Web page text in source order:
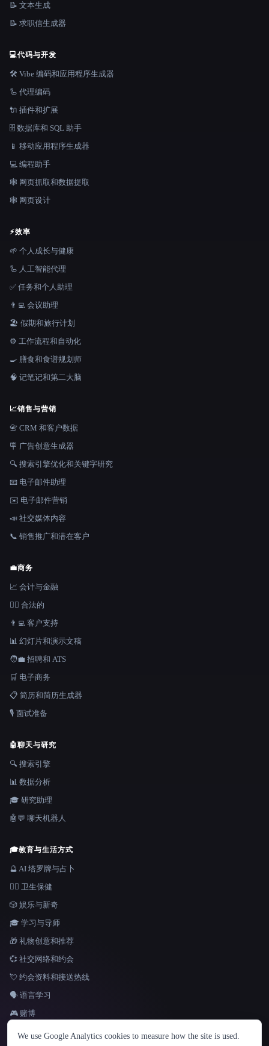
语言
English español Français Русский 简体中文
📝 文本生成
📝 求职信生成器
💻代码与开发
🛠️ Vibe 编码和应用程序生成器
🦾 代理编码
🔌 插件和扩展
🗄️ 数据库和 SQL 助手
📱 移动应用程序生成器
💻 编程助手
🕸️ 网页抓取和数据提取
🕸 网页设计
⚡效率
🌱 个人成长与健康
🦾 人工智能代理
✅ 任务和个人助理
👨‍💻 会议助理
🏖 假期和旅行计划
⚙️ 工作流程和自动化
🍳 膳食和食谱规划师
🧠 记笔记和第二大脑
📈销售与营销
📇 CRM 和客户数据
🪧 广告创意生成器
🔍 搜索引擎优化和关键字研究
📧 电子邮件助理
✉️ 电子邮件营销
📣 社交媒体内容
📞 销售推广和潜在客户
💼商务
📈 会计与金融
👩‍⚖️ 合法的
👨‍💻 客户支持
📊 幻灯片和演示文稿
🧑‍💼 招聘和 ATS
🛒 电子商务
📋 简历和简历生成器
🎙️ 面试准备
🤖聊天与研究
🔍 搜索引擎
📊 数据分析
🎓 研究助理
🤖💬 聊天机器人
🎓教育与生活方式
🔮 AI 塔罗牌与占卜
👩‍⚕️ 卫生保健
🎲 娱乐与新奇
🎓 学习与导师
🎁 礼物创意和推荐
💞 社交网络和约会
💘 约会资料和接送热线
🗣️ 语言学习
🎮 赌博
We use Google Analytics cookies to measure how the site is used.